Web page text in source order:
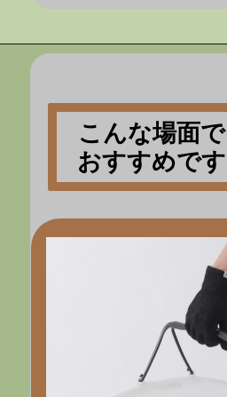
こんな場面で
おすすめです